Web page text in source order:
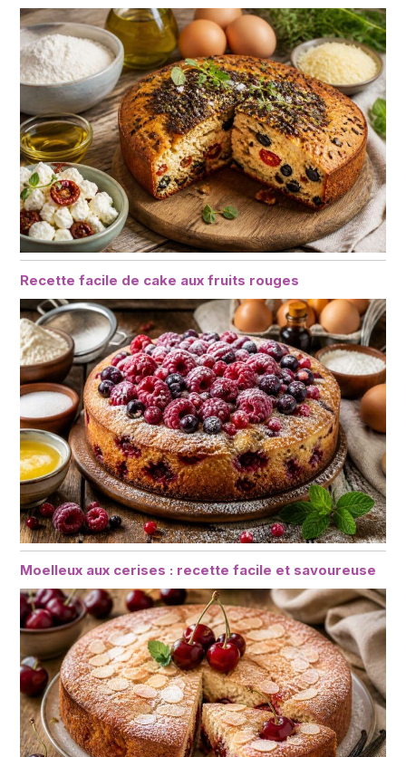
Recette facile de cake aux fruits rouges
Moelleux aux cerises : recette facile et savoureuse